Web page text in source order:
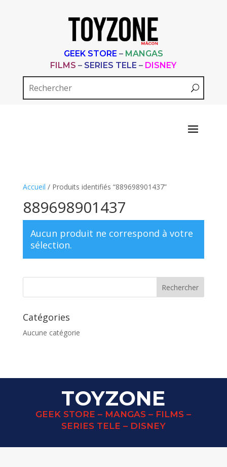
GEEK STORE – MANGAS
FILMS – SERIES TELE – DISNEY
Accueil / Produits identifiés “889698901437”
889698901437
Aucun produit ne correspond à votre
sélection.
Catégories
Aucune catégorie
TOYZONE
GEEK STORE – MANGAS – FILMS –
SERIES TELE – DISNEY